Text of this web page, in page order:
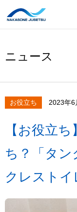
ニュース
お役立ち 2023年6
【お役立
ち？「タン
クレストイ